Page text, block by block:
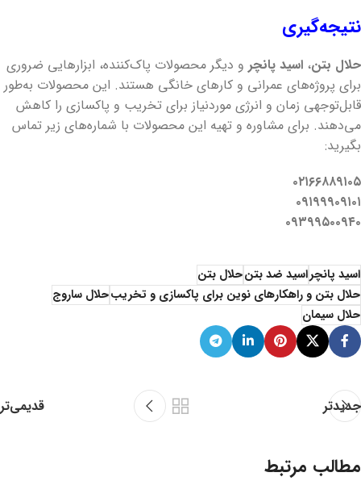
نتیجه‌گیری
حلال بتن، اسید پانچر و دیگر محصولات پاک‌کننده، ابزارهایی ضروری
برای پروژه‌های عمرانی و کارهای خانگی هستند. این محصولات به‌طور
قابل‌توجهی زمان و انرژی موردنیاز برای تخریب و پاکسازی را کاهش
می‌دهند. برای مشاوره و تهیه این محصولات با شماره‌های زیر تماس
بگیرید:
۰۲۱۶۶۸۸۹۱۰۵
۰۹۱۹۹۹۰۹۱۰۱
۰۹۳۹۹۵۰۰۹۴۰
اسید پانچراسید ضد بتنحلال بتن
حلال بتن و راهکارهای نوین برای پاکسازی و تخریبحلال ساروج
حلال سیمان
جدیدتر قدیمی‌تر
مطالب مرتبط